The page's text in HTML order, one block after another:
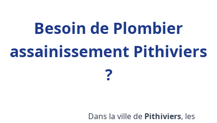
Besoin de Plombier
assainissement Pithiviers
?
Dans la ville de Pithiviers, les